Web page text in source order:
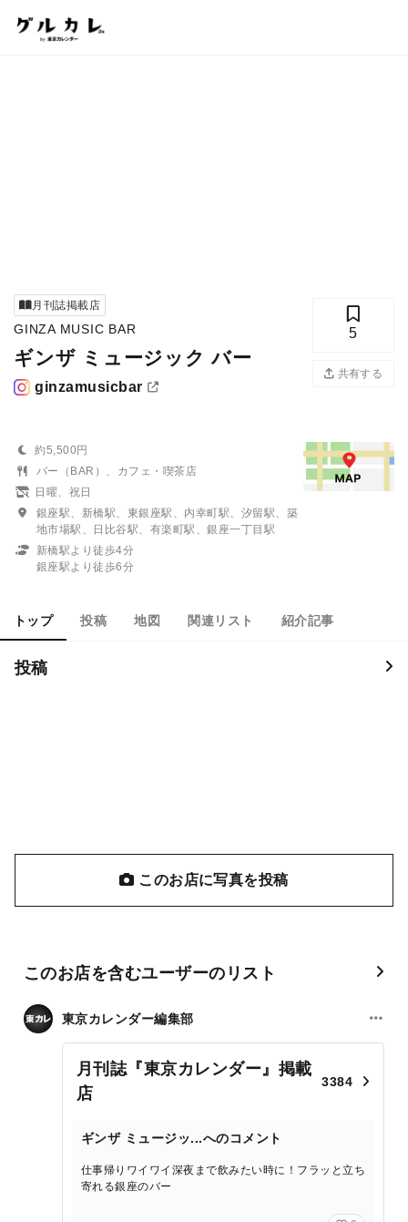
月刊誌掲載店
GINZA MUSIC BAR
ギンザ ミュージック バー
ginzamusicbar
5
共有する
約5,500円
バー（BAR）、カフェ・喫茶店
日曜、祝日
銀座駅、新橋駅、東銀座駅、内幸町駅、汐留駅、築
地市場駅、日比谷駅、有楽町駅、銀座一丁目駅
新橋駅より徒歩4分
銀座駅より徒歩6分
トップ 投稿 地図 関連リスト 紹介記事
投稿
このお店に写真を投稿
このお店を含むユーザーのリスト
東京カレンダー編集部
月刊誌『東京カレンダー』掲載
店
3384
ギンザ ミュージッ...へのコメント
仕事帰りワイワイ深夜まで飲みたい時に！フラッと立ち
寄れる銀座のバー